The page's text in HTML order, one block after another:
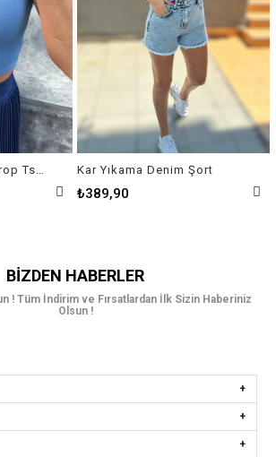
Kar Yıkama Denim Şort
₺389,90
BIZDEN HABERLER
! Tüm İndirim ve Fırsatlardan İlk Sizin Haberiniz
Olsun !